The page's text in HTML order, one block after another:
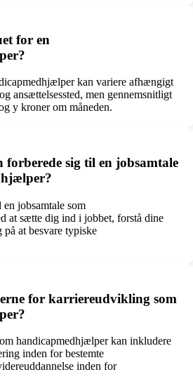
for en
kan variere afhængigt
ansættelsessted, men gennemsnitligt
y kroner om måneden.
sig til en jobsamtale
jobsamtale som
at sætte dig ind i jobbet, forstå dine
at besvare typiske
for karriereudvikling som
handicapmedhjælper kan inkludere
inden for bestemte
inden for